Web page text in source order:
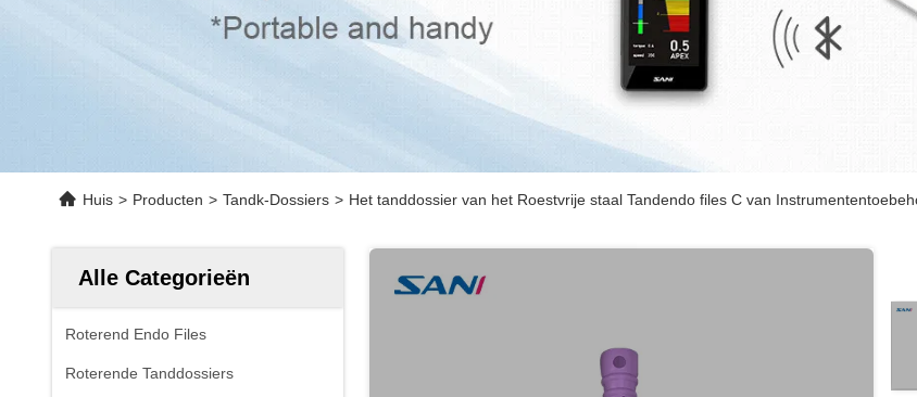
Huis > Producten > Tandk-Dossiers > Het tanddossier van het Roestvrije staal Tandendo files C van
Alle Categorieën
Roterend Endo Files
Roterende Tanddossiers